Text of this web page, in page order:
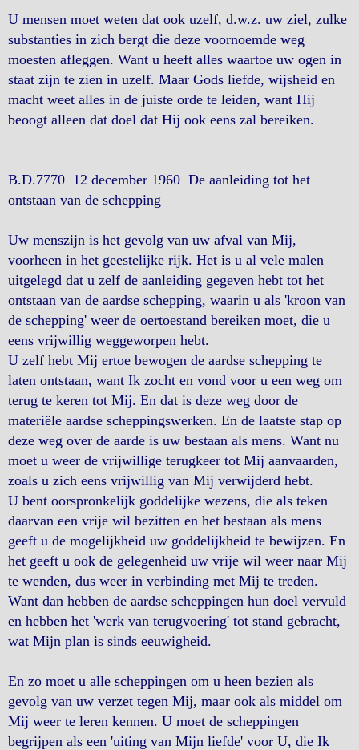
U mensen moet weten dat ook uzelf, d.w.z. uw ziel, zulke
substanties in zich bergt die deze voornoemde weg
moesten afleggen. Want u heeft alles waartoe uw ogen in
staat zijn te zien in uzelf. Maar Gods liefde, wijsheid en
macht weet alles in de juiste orde te leiden, want Hij
beoogt alleen dat doel dat Hij ook eens zal bereiken.
B.D.7770 12 december 1960 De aanleiding tot het
ontstaan van de schepping
Uw menszijn is het gevolg van uw afval van Mij,
voorheen in het geestelijke rijk. Het is u al vele malen
uitgelegd dat u zelf de aanleiding gegeven hebt tot het
ontstaan van de aardse schepping, waarin u als 'kroon van
de schepping' weer de oertoestand bereiken moet, die u
eens vrijwillig weggeworpen hebt.
U zelf hebt Mij ertoe bewogen de aardse schepping te
laten ontstaan, want Ik zocht en vond voor u een weg om
terug te keren tot Mij. En dat is deze weg door de
materiële aardse scheppingswerken. En de laatste stap op
deze weg over de aarde is uw bestaan als mens. Want nu
moet u weer de vrijwillige terugkeer tot Mij aanvaarden,
zoals u zich eens vrijwillig van Mij verwijderd hebt.
U bent oorspronkelijk goddelijke wezens, die als teken
daarvan een vrije wil bezitten en het bestaan als mens
geeft u de mogelijkheid uw goddelijkheid te bewijzen. En
het geeft u ook de gelegenheid uw vrije wil weer naar Mij
te wenden, dus weer in verbinding met Mij te treden.
Want dan hebben de aardse scheppingen hun doel vervuld
en hebben het 'werk van terugvoering' tot stand gebracht,
wat Mijn plan is sinds eeuwigheid.
En zo moet u alle scheppingen om u heen bezien als
gevolg van uw verzet tegen Mij, maar ook als middel om
Mij weer te leren kennen. U moet de scheppingen
begrijpen als een 'uiting van Mijn liefde' voor U, die Ik